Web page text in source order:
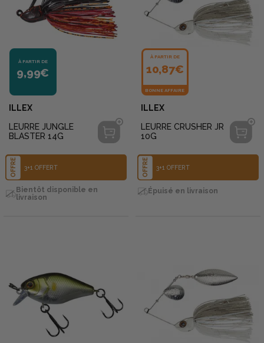
À PARTIR DE
9,99€
ILLEX
LEURRE JUNGLE
BLASTER 14G
OFFRE 3+1 OFFERT
Bientôt disponible en
livraison
À PARTIR DE
10,87€
BONNE AFFAIRE
ILLEX
LEURRE CRUSHER JR
10G
OFFRE 3+1 OFFERT
Épuisé en livraison